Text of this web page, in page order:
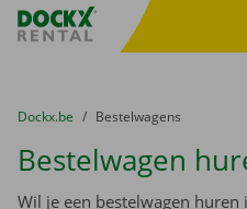
Fratello DEMO
U bevindt zich hier:
van
Dockx.be naar
Bestelwagens
Bestelwagen
Wil je een bestelwagen